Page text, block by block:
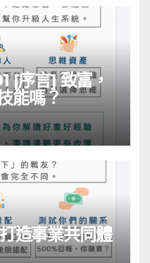
[序言] 致富，
能嗎？
造事業共同體